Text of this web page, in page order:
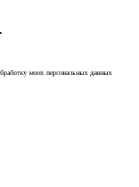
моих персональных данных